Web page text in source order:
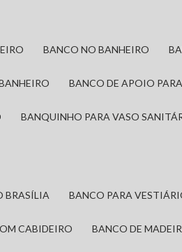
BANCO NO BANHEIRO
BANCO DE APOIO
BANQUINHO PARA VASO
BRASÍLIA BANCO PARA
CABIDEIRO BANCO DE